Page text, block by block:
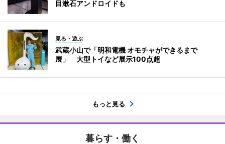
目漱石アンドロイドも
見る・遊ぶ
武蔵小山で「明和電機 オモチャができるまで
展」 大型トイなど展示100点超
もっと見る
暮らす・働く